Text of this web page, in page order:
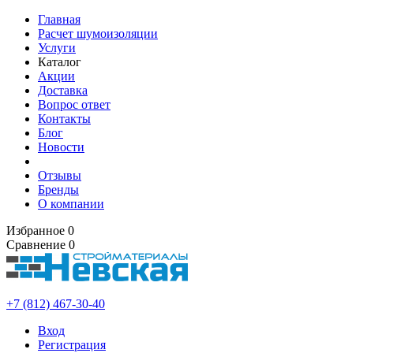
Главная
Расчет шумоизоляции
Услуги
Каталог
Акции
Доставка
Вопрос ответ
Контакты
Блог
Новости
Отзывы
Бренды
О компании
Избранное 0
Сравнение 0
+7 (812) 467-30-40
Вход
Регистрация